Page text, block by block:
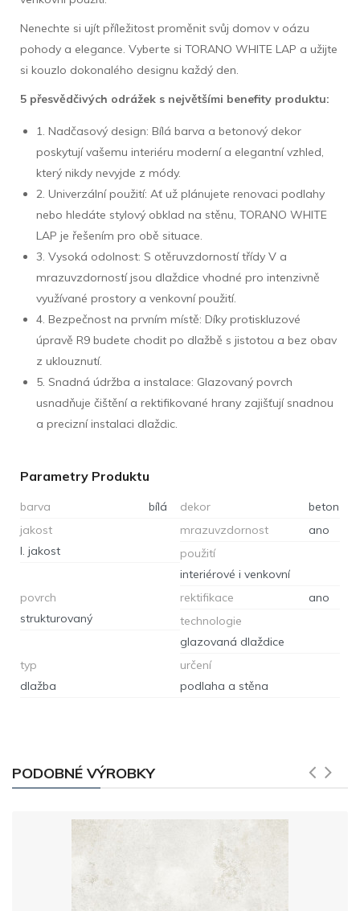
Nenechte si ujít příležitost proměnit svůj domov v oázu
pohody a elegance. Vyberte si TORANO WHITE LAP a užijte
si kouzlo dokonalého designu každý den.
5 přesvědčivých odrážek s největšími benefity produktu:
1. Nadčasový design: Bílá barva a betonový dekor
poskytují vašemu interiéru moderní a elegantní vzhled,
který nikdy nevyjde z módy.
2. Univerzální použití: Ať už plánujete renovaci podlahy
nebo hledáte stylový obklad na stěnu, TORANO WHITE
LAP je řešením pro obě situace.
3. Vysoká odolnost: S otěruvzdorností třídy V a
mrazuvzdorností jsou dlaždice vhodné pro intenzivně
využívané prostory a venkovní použití.
4. Bezpečnost na prvním místě: Díky protiskluzové
úpravě R9 budete chodit po dlažbě s jistotou a bez obav
z uklouznutí.
5. Snadná údržba a instalace: Glazovaný povrch
usnadňuje čištění a rektifikované hrany zajišťují snadnou
a precizní instalaci dlaždic.
Parametry Produktu
barva bílá dekor
beton
jakost
I. jakost
mrazuvzdornost
ano
použití
interiérové i venkovní
povrch
strukturovaný
rektifikace
ano
technologie
glazovaná dlaždice
typ
dlažba
určení
podlaha a stěna
PODOBNÉ VÝROBKY